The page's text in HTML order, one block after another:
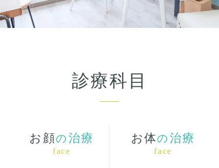
診療科目
お顔の 治療
face
お体の 治療
face